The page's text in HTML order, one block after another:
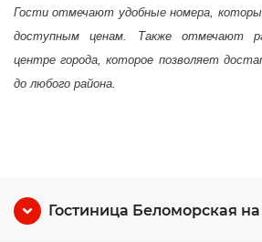
Гости отмечают удобные номера,
доступным ценам. Также отмечают
центре города, которое позволяет
до любого района.
Гостиница Беломорская